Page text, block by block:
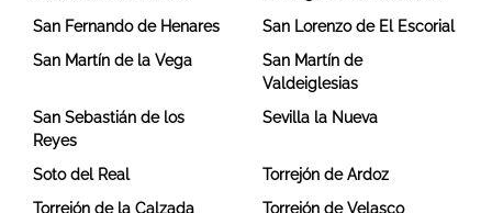
San Fernando de Henares
San Lorenzo de El Escorial
San Martín de la Vega
San Martín de
Valdeiglesias
San Sebastián de los
Reyes
Sevilla la Nueva
Soto del Real
Torrejón de Ardoz
Torrejón de la Calzada
Torrejón de Velasco